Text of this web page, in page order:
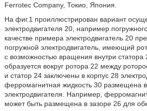
Ferrotec Company, Токио, Япония.
На фиг.1 проиллюстрирован вариант
электродвигателя 20, например
качестве примера электродвигатель 20
погружной электродвигатель, имеющий
с возможностью вращения внутри статора
образуется вокруг ротора 22 между
и статор 24 заключены в корпус 28
ферромагнитная жидкость 30 размещена
электродвигателя. Например,
может быть размещена в зазоре 26 для